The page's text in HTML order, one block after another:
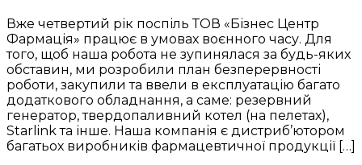
Вже четвертий рік поспіль ТОВ «Бізнес Центр
Фармація» працює в умовах воєнного часу. Для
того, щоб наша робота не зупинялася за будь-яких
обставин, ми розробили план безперервності
роботи, закупили та ввели в експлуатацію багато
додаткового обладнання, а саме: резервний
генератор, твердопаливний котел (на пелетах),
Starlink та інше. Наша компанія є дистриб’ютором
багатьох виробників фармацевтичної продукції […]